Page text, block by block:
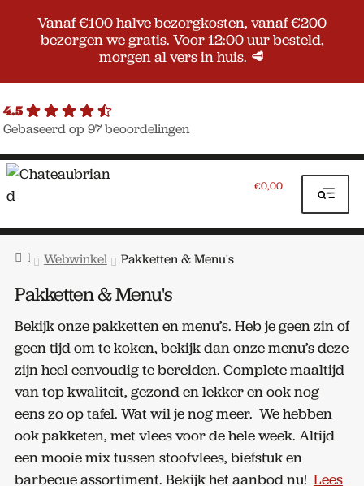
Vanaf €100 halve bezorgkosten, vanaf €200
bezorgen we gratis. Voor 12:00 uur besteld,
morgen al vers in huis. 🥩
4.5
Gebaseerd op 97 beoordelingen
Ga
door
naar
navigatie
Ga
naar
de
inhoud
€0,00
Home
Webwinkel Pakketten & Menu's
Pakketten & Menu's
Bekijk onze pakketten en menu’s. Heb je geen zin of
geen tijd om te koken, bekijk dan onze menu’s deze
zijn heel eenvoudig te bereiden. Complete maaltijd
van top kwaliteit, gezond en lekker en ook nog
eens zo op tafel. Wat wil je nog meer. We hebben
ook pakketen, met vlees voor de hele week. Altijd
een mooie mix tussen stoofvlees, biefstuk en
barbecue assortiment. Bekijk het aanbod nu! Lees